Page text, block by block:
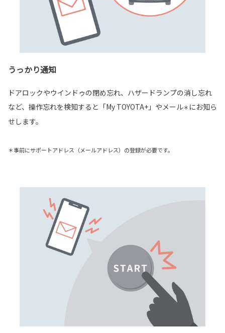
うっかり通知
ドアロックやウインドゥの閉め忘れ、ハザードランプの消し忘れ
など、操作忘れを検知すると「My TOYOTA+」やメール＊ にお知ら
せします。
＊事前にサポートアドレス（メールアドレス）の登録が必要です。